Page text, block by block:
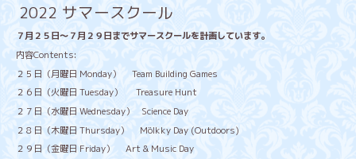
2022 サマースクール
７月２５日〜７月２９日までサマースクールを計画しています。
内容Contents:
２５日（月曜日 Monday）
Team Building Games
２６日（火曜日 Tuesday）
Treasure Hunt
２７日（水曜日 Wednesday） Science Day
２８日（木曜日 Thursday）
Mölkky Day (Outdoors)
２９日（金曜日 Friday）
Art & Music Day